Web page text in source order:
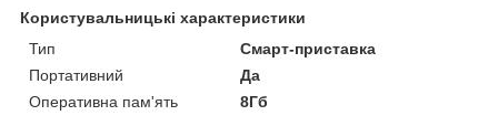
Користувальницькі характеристики
Тип
Смарт-приставка
Портативний
Да
Оперативна пам'ять
8Гб